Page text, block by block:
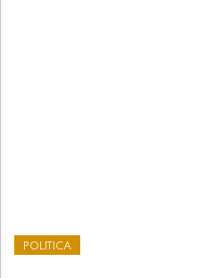
POLITICA